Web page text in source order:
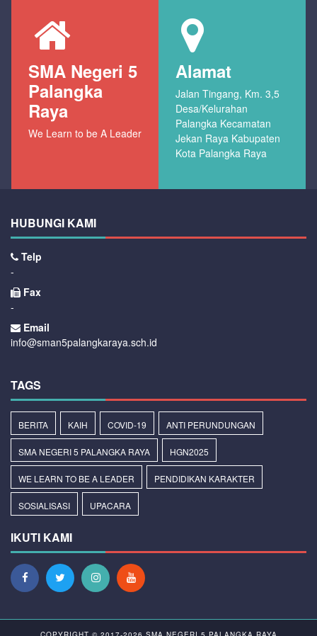
SMA Negeri 5
Palangka
Raya
We Learn to be A Leader
Alamat
Jalan Tingang, Km. 3,5
Desa/Kelurahan
Palangka Kecamatan
Jekan Raya Kabupaten
Kota Palangka Raya
HUBUNGI KAMI
Telp
-
Fax
-
Email
info@sman5palangkaraya.sch.id
TAGS
BERITA KAIH COVID-19 ANTI PERUNDUNGAN
SMA NEGERI 5 PALANGKA RAYA HGN2025
WE LEARN TO BE A LEADER PENDIDIKAN KARAKTER
SOSIALISASI UPACARA
IKUTI KAMI